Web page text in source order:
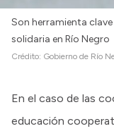
Son herramienta
solidaria en Río Negro
Crédito: Gobierno de Río
En el caso de las
educación